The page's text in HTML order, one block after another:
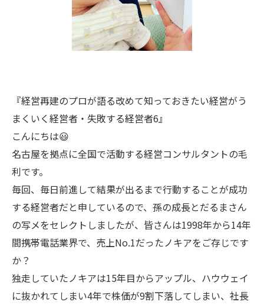
『経営再建のプロが語る改めて知っておきたい経営がう
まくいく経営者・失敗する経営者6』
こんにちは😃
名古屋を拠点に全国で活動する経営コンサルタントの毛
利です。
毎回、毎日前進して結果が出るまで行動することが成功
する経営者だと申しているので、孫の成長とだるまさん
の写メをセレクトしましたが、皆さんは1998年から14年
間携帯電話業界で、売上No.1だったノキアをご存じです
か？
独走していたノキアは15年目からアップル、ハウウェイ
に抜かれてしまい4年で株価が9割下落してしまい、社長